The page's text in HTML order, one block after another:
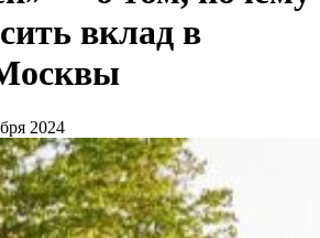
вклад в
2024